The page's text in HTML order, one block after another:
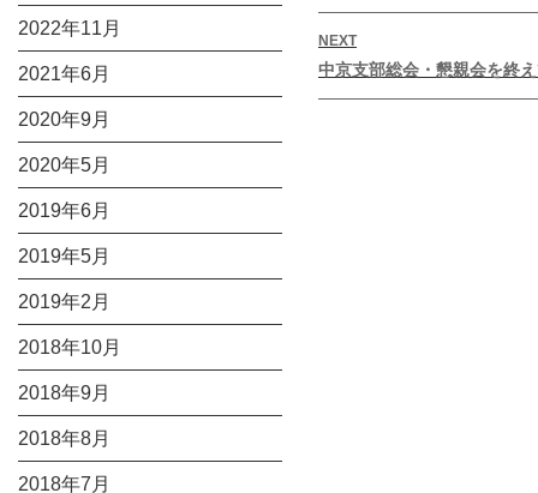
ビ
ゲ
ー
post:
NEXT
Next
post:
中京支部総会・懇親会を終
2022年11月
2021年6月
2020年9月
2020年5月
2019年6月
2019年5月
2019年2月
2018年10月
2018年9月
2018年8月
2018年7月